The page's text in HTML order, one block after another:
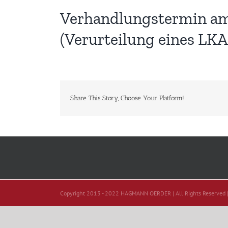
Verhandlungstermin
(Verurteilung eines
Share This Story, Choose Your Platform!
Copyright 2013 - 2022 HAGMANN OERDER | All Rights Reserved |